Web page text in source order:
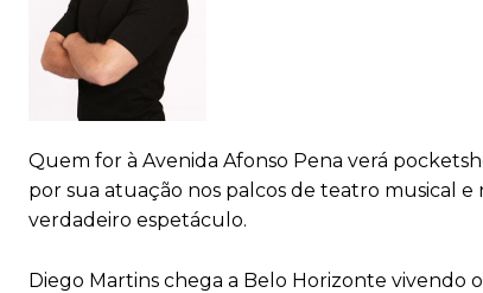
Quem for à Avenida Afonso Pena verá
por sua atuação nos palcos de teatro musical
verdadeiro espetáculo.
Diego Martins chega a Belo Horizonte vivendo